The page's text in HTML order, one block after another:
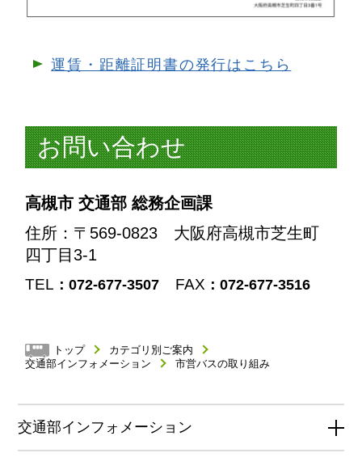
運賃・距離証明書の発行はこちら
お問い合わせ
高槻市 交通部 総務企画課
住所 ：〒569-0823 大阪府高槻市芝生町
四丁目3-1
TEL ：072-677-3507 FAX ：072-677-3516
トップ
カテゴリ別ご案内
交通部インフォメーション
市営バスの取り組み
交通部インフォメーション